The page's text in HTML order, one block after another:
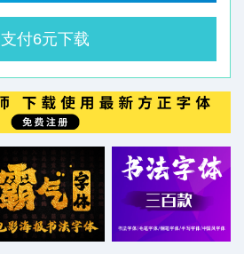
支付6元下载